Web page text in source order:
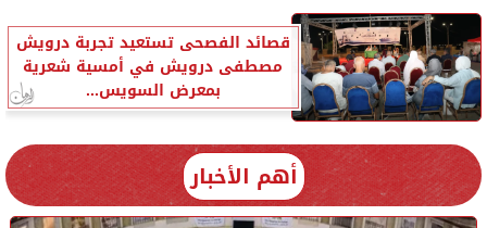
قصائد الفصحى تستعيد تجربة درويش
مصطفى درويش في أمسية شعرية
بمعرض السويس...
أهم الأخبار